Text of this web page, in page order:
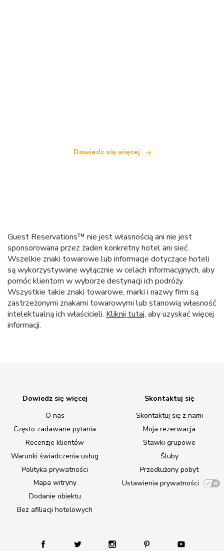
Dowiedz się więcej
Guest Reservations™ nie jest własnością ani nie jest
sponsorowana przez żaden konkretny hotel ani sieć.
Wszelkie znaki towarowe lub informacje dotyczące hoteli
są wykorzystywane wyłącznie w celach informacyjnych, aby
pomóc klientom w wyborze destynacji ich podróży.
Wszystkie takie znaki towarowe, marki i nazwy firm są
zastrzeżonymi znakami towarowymi lub stanowią własność
intelektualną ich właścicieli. Kliknij tutaj, aby uzyskać więcej
informacji.
Dowiedz się więcej
O nas
Często zadawane pytania
Recenzje klientów
Warunki świadczenia usług
Polityka prywatności
Mapa witryny
Dodanie obiektu
Bez afiliacji hotelowych
Skontaktuj się
Skontaktuj się z nami
Moja rezerwacja
Stawki grupowe
Śluby
Przedłużony pobyt
Ustawienia prywatności